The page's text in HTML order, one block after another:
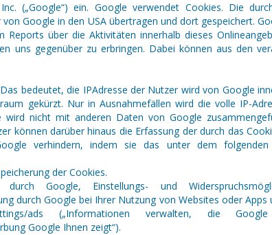
(„Google“) ein. Google verwendet Cookies. Die
Google in den USA übertragen und dort gespeichert.
über die Aktivitäten innerhalb dieses
uns gegenüber zu erbringen. Dabei können aus den
bedeutet, die IPAdresse der Nutzer wird von Google
gekürzt. Nur in Ausnahmefällen wird die volle IP-
nicht mit anderen Daten von Google
können darüber hinaus die Erfassung der durch das
verhindern, indem sie das unter dem folgenden
der Cookies.
Google, Einstellungs- und
durch Google bei Ihrer Nutzung von Websites oder
settings/ads („Informationen verwalten, die
Google Ihnen zeigt“).